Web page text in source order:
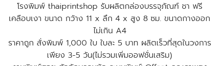
โรงพิมพ์ thaiprintshop รับผลิตกล่องบรรจุภัณฑ์ ชา ฟรี
เคลือบเงา ขนาด กว้าง 11 x ลึก 4 x สูง 8 ซม. ขนาดกางออก
ไม่เกิน A4
ราคาถูก สั่งพิมพ์ 1,000 ใบ ใบละ 5 บาท ผลิตเร็วที่สุดในวงการ
เพียง 3-5 วัน(ไม่รวมเพิ่มออฟชั่นเสริม)